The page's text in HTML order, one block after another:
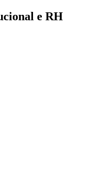
e RH